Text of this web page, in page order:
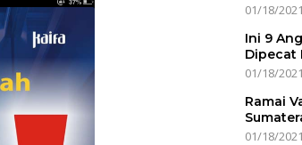
01/18/2021
Ini 9
Dipecat
01/18/2021
Ramai
01/18/2021